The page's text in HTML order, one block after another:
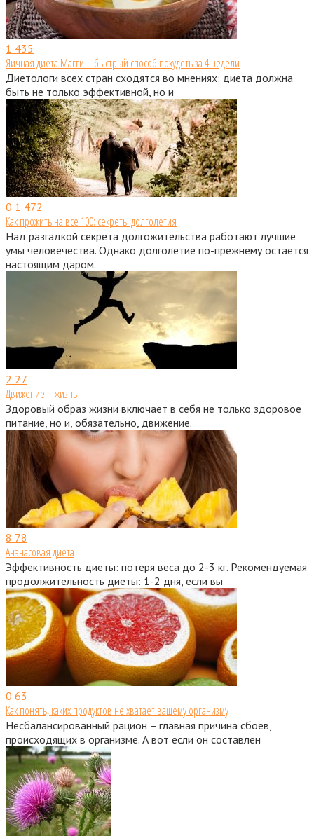
1 435
Яичная диета Магги – быстрый способ похудеть за 4 недели
Диетологи всех стран сходятся во мнениях: диета должна
быть не только эффективной, но и
0 1 472
Как прожить на все 100: секреты долголетия
Над разгадкой секрета долгожительства работают лучшие
умы человечества. Однако долголетие по-прежнему остается
настоящим даром.
2 27
Движение – жизнь
Здоровый образ жизни включает в себя не только здоровое
питание, но и, обязательно, движение.
8 78
Ананасовая диета
Эффективность диеты: потеря веса до 2-3 кг. Рекомендуемая
продолжительность диеты: 1-2 дня, если вы
0 63
Как понять, каких продуктов не хватает вашему организму
Несбалансированный рацион – главная причина сбоев,
происходящих в организме. А вот если он составлен